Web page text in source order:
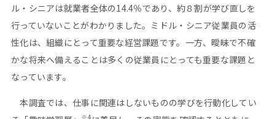
ル・シニアは就業者全体の14.4％であり、約８割が学び直しを
行っていないことがわかりました。ミドル・シニア従業員の活
性化は、組織にとって重要な経営課題です。一方、曖昧で不確
かな将来へ備えることは多くの従業員にとっても重要な課題と
なっています。
本調査では、仕事に関連はしないものの学びを行動化してい